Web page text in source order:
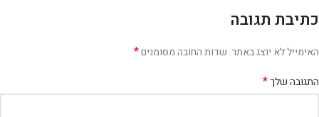
כתיבת תגובה
האימייל לא יוצג באתר. שדות החובה מסומנים*
התגובה שלך*